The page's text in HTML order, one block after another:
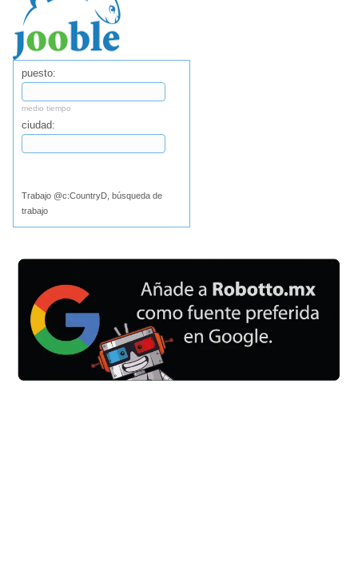
puesto:
medio tiempo
ciudad:
Trabajo @c:CountryD, búsqueda de
trabajo